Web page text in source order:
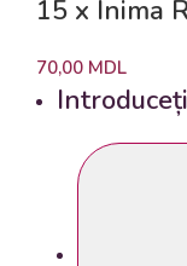
15 x Inima
70,00 MDL